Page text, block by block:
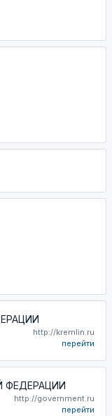
http://kremlin.ru
перейти
ФЕДЕРАЦИИ
http://government.ru
перейти